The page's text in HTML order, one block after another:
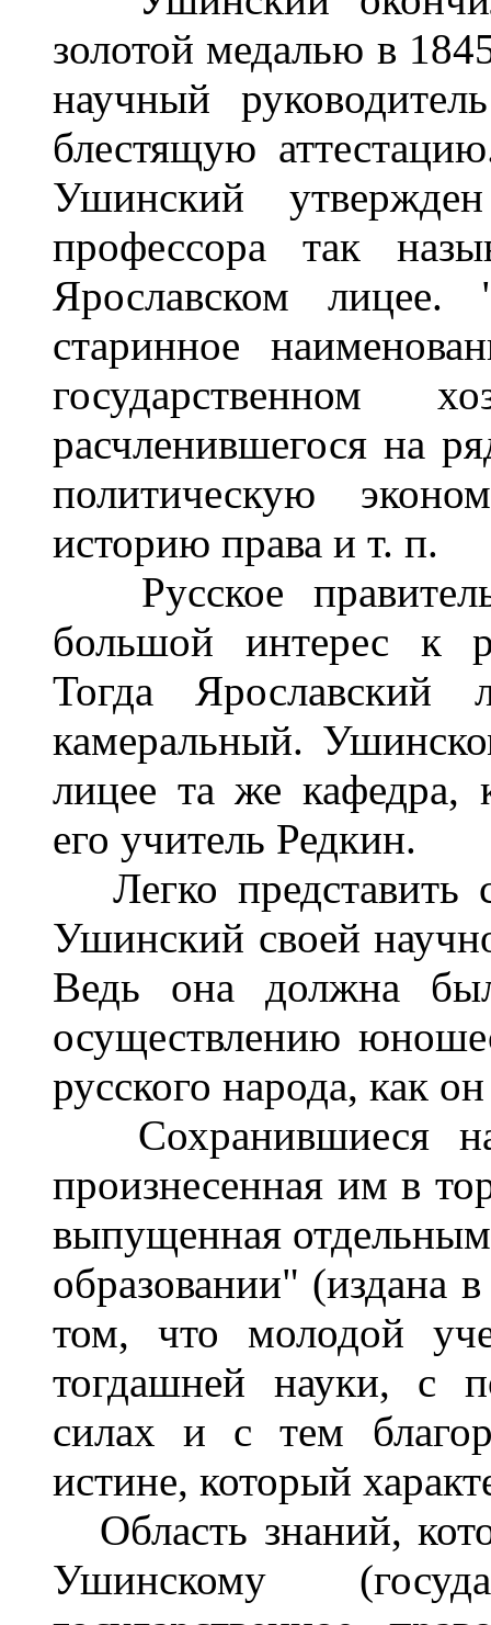
золотой медалью в
научный
блестящую
Ушинский
профессора так
Ярославском
старинное
государственном
расчленившегося на
политическую
историю права и т. п.
Русское
большой интерес к
Тогда Ярославский
камеральный.
лицее та же кафедра,
его учитель Редкин.
Легко представить
Ушинский своей
Ведь она должна
осуществлению
русского народа, как
Сохранившиеся
произнесенная им в
выпущенная
образовании" (издана
том, что молодой
тогдашней науки, с
силах и с тем
истине, который
Область знаний,
Ушинскому